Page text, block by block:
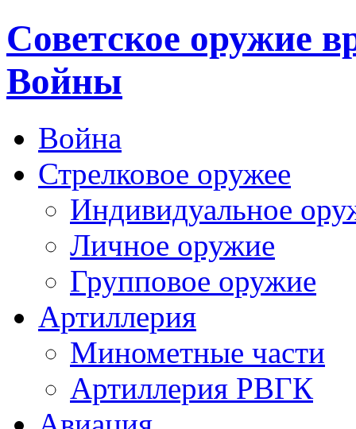
Cоветское оружие
Войны
Война
Стрелковое оружее
Индивидуальное
Личное оружие
Групповое оружие
Артиллерия
Минометные части
Артиллерия РВГК